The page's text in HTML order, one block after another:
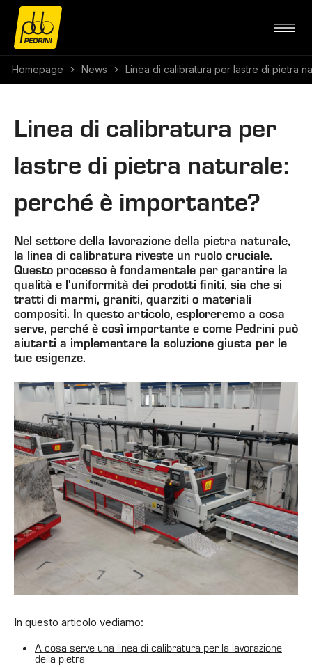
Homepage News Linea di calibratura per lastre di pietra
Linea di calibratura per
lastre di pietra naturale:
perché è importante?
Nel settore della lavorazione della pietra naturale,
la linea di calibratura riveste un ruolo cruciale.
Questo processo è fondamentale per garantire la
qualità e l'uniformità dei prodotti finiti, sia che si
tratti di marmi, graniti, quarziti o materiali
compositi. In questo articolo, esploreremo a cosa
serve, perché è così importante e come Pedrini può
aiutarti a implementare la soluzione giusta per le
tue esigenze.
In questo articolo vediamo:
A cosa serve una linea di calibratura per la lavorazione
della pietra